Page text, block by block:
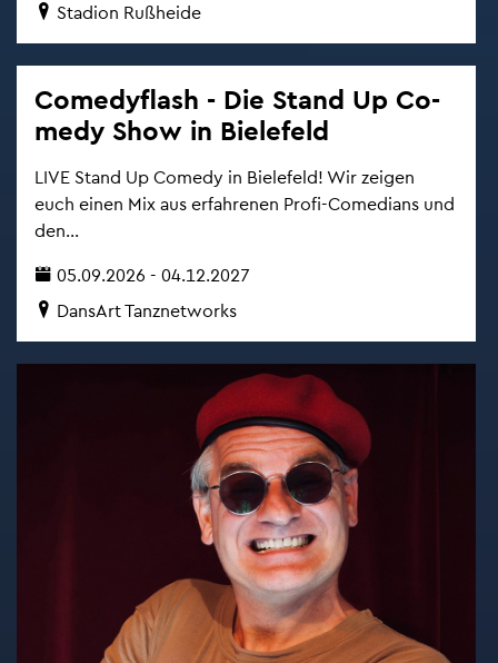
Sta­di­on Ru­ßhei­de
Co­me­dy­flash - Die Stand Up Co­
me­dy Show in Bie­le­feld
LIVE Stand Up Co­me­dy in Bie­le­feld! Wir zei­gen
euch einen Mix aus er­fah­re­nen Profi-Co­me­di­ans und
den...
05.09.2026 - 04.12.2027
Dan­s­Art Tanz­net­works